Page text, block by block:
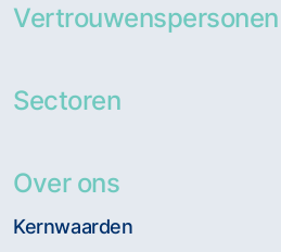
Vertrouwenspersonen
Sectoren
Over ons
Kernwaarden